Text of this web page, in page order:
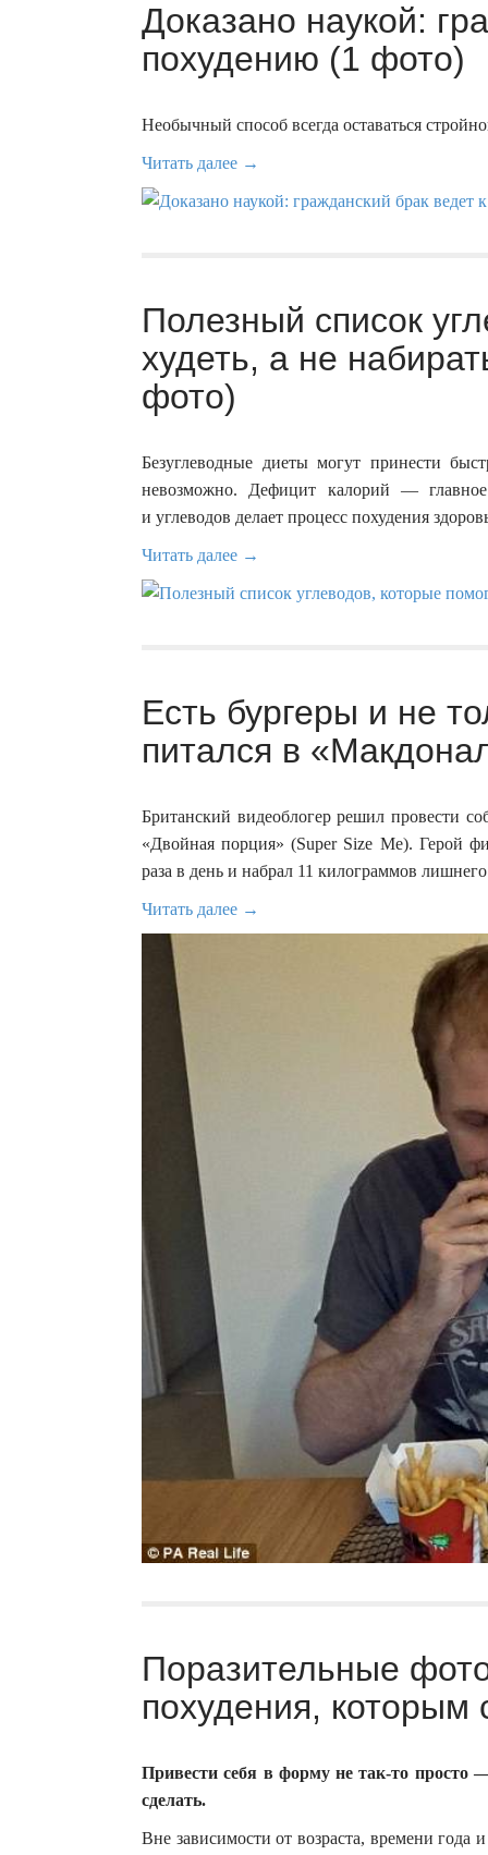
Доказано наукой:
похудению (1 фото)
Необычный способ всегда оставаться
Читать далее →
Полезный список
худеть, а не
фото)
Безуглеводные диеты могут принести
невозможно. Дефицит калорий —
и углеводов делает процесс похудения
Читать далее →
Есть бургеры и не
питался в
Британский видеоблогер решил провести
«Двойная порция» (Super Size Me). Герой
раза в день и набрал 11 килограммов лишнего
Читать далее →
Поразительные
похудения,
Привести себя в форму не так-то просто
сделать.
Вне зависимости от возраста, времени года